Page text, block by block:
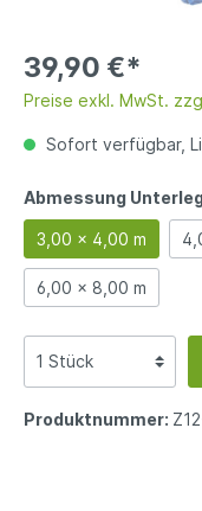
39,90 €*
Preise exkl. MwSt.
Sofort verfügbar,
Abmessung
3,00 x 4,00 m
6,00 x 8,00 m
Produktnummer: